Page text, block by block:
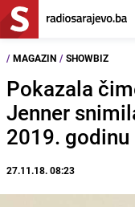
/ MAGAZIN / SHOWBIZ
Pokazala
Jenner
2019. godinu
27.11.18. 08:23